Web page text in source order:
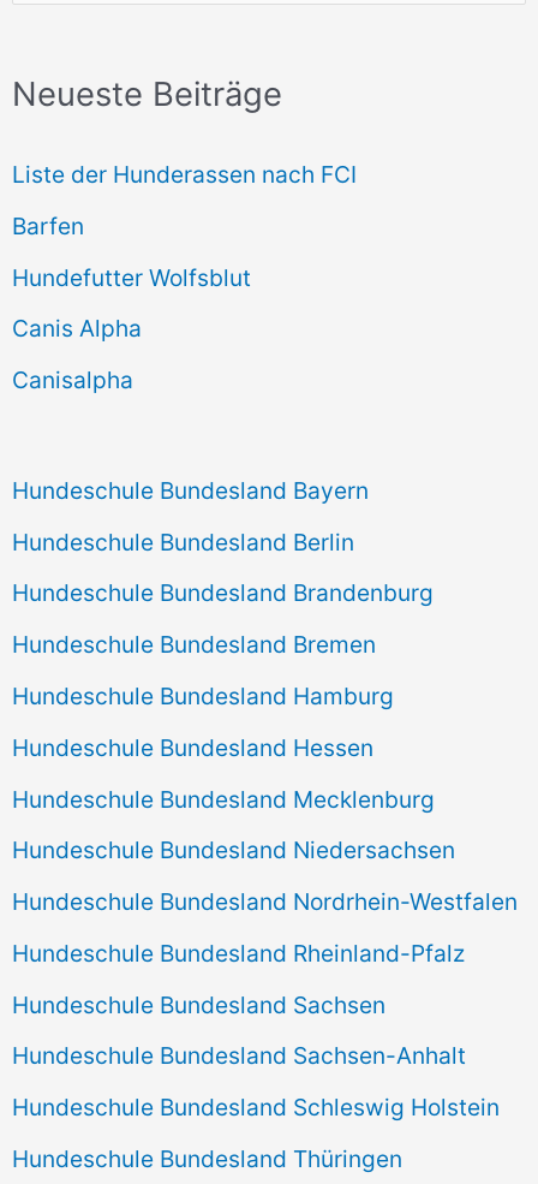
h
n
n
a
c
h
Neueste Beiträge
Liste der Hunderassen nach FCI
Barfen
Hundefutter Wolfsblut
Canis Alpha
Canisalpha
Hundeschule Bundesland Bayern
Hundeschule Bundesland Berlin
Hundeschule Bundesland Brandenburg
Hundeschule Bundesland Bremen
Hundeschule Bundesland Hamburg
Hundeschule Bundesland Hessen
Hundeschule Bundesland Mecklenburg
Hundeschule Bundesland Niedersachsen
Hundeschule Bundesland Nordrhein-Westfalen
Hundeschule Bundesland Rheinland-Pfalz
Hundeschule Bundesland Sachsen
Hundeschule Bundesland Sachsen-Anhalt
Hundeschule Bundesland Schleswig Holstein
Hundeschule Bundesland Thüringen